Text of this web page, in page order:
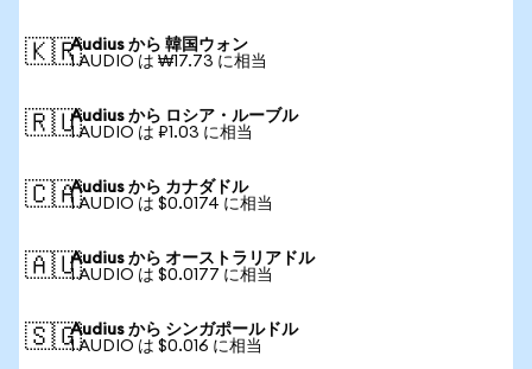
🇰🇷Audius から 韓国ウォン
1 AUDIO は ₩17.73 に相当
🇷🇺Audius から ロシア・ルーブル
1 AUDIO は ₽1.03 に相当
🇨🇦Audius から カナダドル
1 AUDIO は $0.0174 に相当
🇦🇺Audius から オーストラリアドル
1 AUDIO は $0.0177 に相当
🇸🇬Audius から シンガポールドル
1 AUDIO は $0.016 に相当